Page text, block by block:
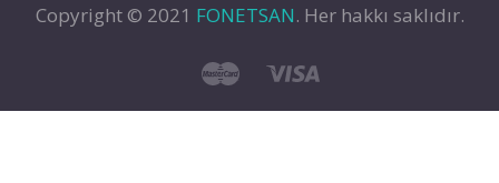
Copyright © 2021 FONETSAN. Her hakkı saklıdır.